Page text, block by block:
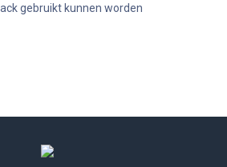
gebruikt kunnen worden